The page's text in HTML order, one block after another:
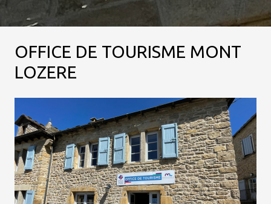
OFFICE DE TOURISME MONT
LOZERE